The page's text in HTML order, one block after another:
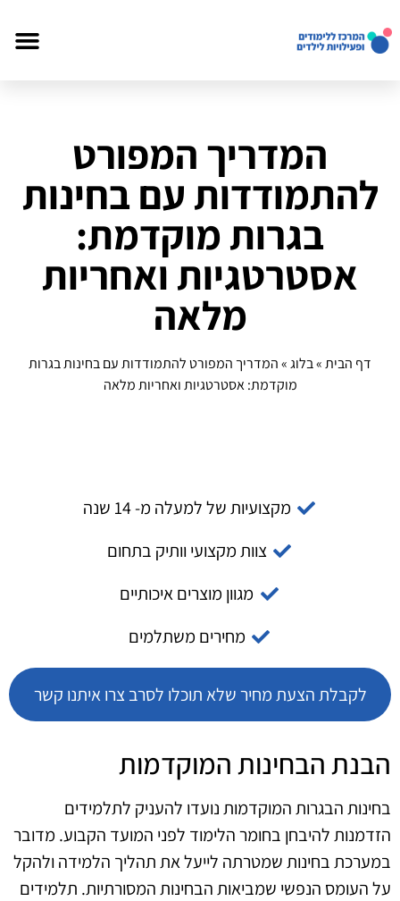
המדריך המפורט
להתמודדות עם בחינות
בגרות מוקדמת:
אסטרטגיות ואחריות
מלאה
דף הבית»בלוג»המדריך המפורט להתמודדות עם בחינות בגרות
מוקדמת: אסטרטגיות ואחריות מלאה
מקצועיות של למעלה מ- 14 שנה
צוות מקצועי וותיק בתחום
מגוון מוצרים איכותיים
מחירים משתלמים
לקבלת הצעת מחיר שלא תוכלו לסרב צרו איתנו קשר
הבנת הבחינות המוקדמות
בחינות הבגרות המוקדמות נועדו להעניק לתלמידים
הזדמנות להיבחן בחומר הלימוד לפני המועד הקבוע. מדובר
במערכת בחינות שמטרתה לייעל את תהליך הלמידה ולהקל
על העומס הנפשי שמביאות הבחינות המסורתיות. תלמידים